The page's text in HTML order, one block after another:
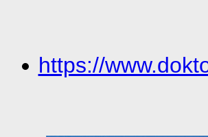
https://